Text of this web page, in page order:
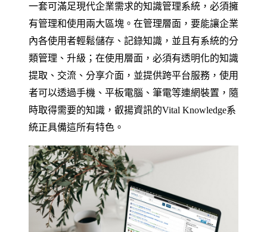
一套可滿足現代企業需求的知識管理系統，必須擁
有管理和使用兩大區塊。在管理層面，要能讓企業
內各使用者輕鬆儲存、記錄知識，並且有系統的分
類管理、升級；在使用層面，必須有透明化的知識
提取、交流、分享介面，並提供跨平台服務，使用
者可以透過手機、平板電腦、筆電等連網裝置，隨
時取得需要的知識，叡揚資訊的Vital Knowledge系
統正具備這所有特色。